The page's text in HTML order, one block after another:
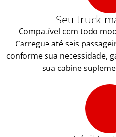
Seu truck
Compatível com todo
Carregue até seis
conforme sua necessidade,
sua cabine